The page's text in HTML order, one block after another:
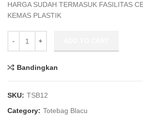
HARGA SUDAH TERMASUK FASILITAS
KEMAS PLASTIK
Bandingkan
SKU: TSB12
Category: Totebag Blacu